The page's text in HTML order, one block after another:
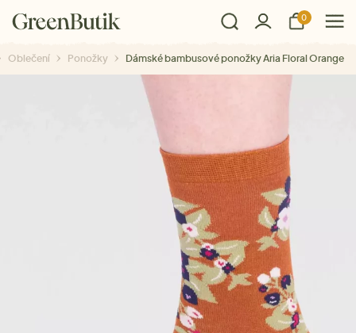
0
Oblečení Ponožky Dámské bambusové ponožky Aria Floral Orange